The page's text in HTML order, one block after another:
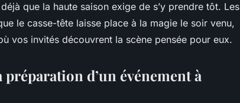
que la haute saison exige de s’y prendre tôt. Les
le casse-tête laisse place à la magie le soir venu,
vos invités découvrent la scène pensée pour eux.
préparation d’un événement à